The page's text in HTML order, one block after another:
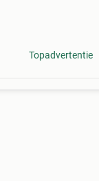
Topadvertentie